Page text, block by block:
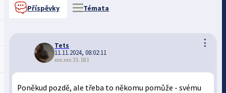
Příspěvky Témata
⋮
Tets
11.11.2024, 08:02:11
xxx.xxx.35.181
Poněkud pozdě, ale třeba to někomu pomůže - svému